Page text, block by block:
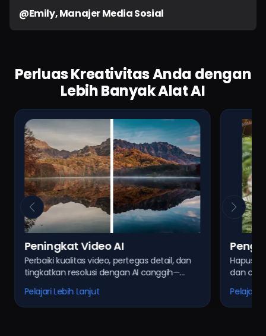
@Emily, Manajer Media Sosial
Perluas Kreativitas Anda dengan
Lebih Banyak Alat AI
Peningkat Video AI
Perbaiki kualitas video, pertegas detail, dan
tingkatkan resolusi dengan AI canggih—
atau beresolusi rendah.
Pelajari Lebih Lanjut
AI
Hapus
dan
Pelajari